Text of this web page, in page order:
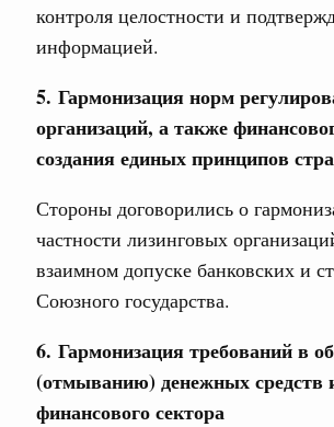
контроля целостности и
информацией.
5. Гармонизация норм
организаций, а также
создания единых принципов
Стороны договорились о
частности лизинговых
взаимном допуске банковских и
Союзного государства.
6. Гармонизация требований в
(отмыванию) денежных
финансового сектора
составе
В повестке заседания актуальные
числе совершенствование кооперации в
регулирования и администрирования,
железнодорожных перевозок,
Евразийский экономический союз.
принял участие во
Жапарова с главами
Евразийского
совета